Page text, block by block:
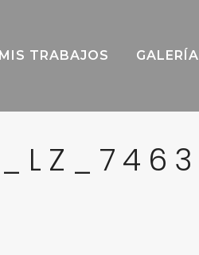
MIS TRABAJOS GALERÍA
_LZ_7463